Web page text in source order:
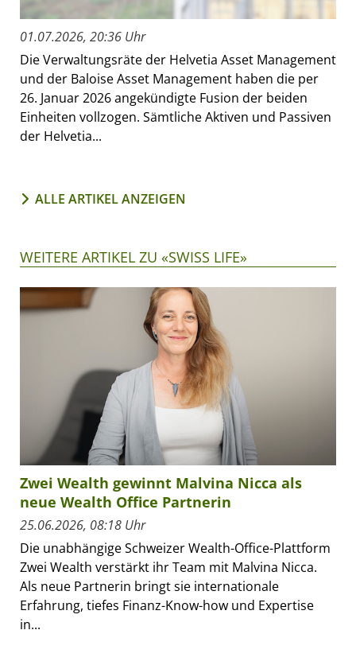
01.07.2026, 20:36 Uhr
Die Verwaltungsräte der Helvetia Asset Management
und der Baloise Asset Management haben die per
26. Januar 2026 angekündigte Fusion der beiden
Einheiten vollzogen. Sämtliche Aktiven und Passiven
der Helvetia...
ALLE ARTIKEL ANZEIGEN
WEITERE ARTIKEL ZU «SWISS LIFE»
Zwei Wealth gewinnt Malvina Nicca als
neue Wealth Office Partnerin
25.06.2026, 08:18 Uhr
Die unabhängige Schweizer Wealth-Office-Plattform
Zwei Wealth verstärkt ihr Team mit Malvina Nicca.
Als neue Partnerin bringt sie internationale
Erfahrung, tiefes Finanz-Know-how und Expertise
in...